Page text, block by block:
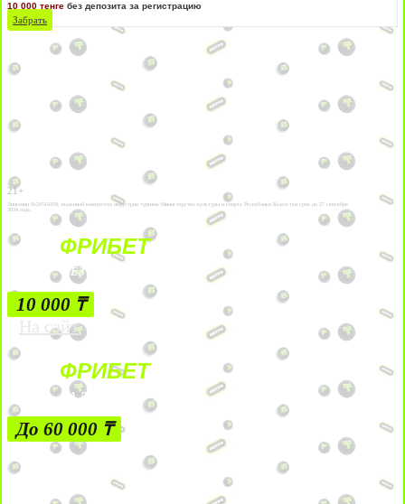
10 000 тенге без депозита за регистрацию
Забрать
21+
Лицензии №24514359, выданной комитетом индустрии туризма Министерства культуры и спорта Республики Казахстан срок до 27 сентября
2034 года.
ФРИБЕТ
БЕЗ УСЛОВИЙ
10 000 ₸
На сайт
ФРИБЕТ
ЗА ДЕПОЗИТЫ
До 60 000 ₸